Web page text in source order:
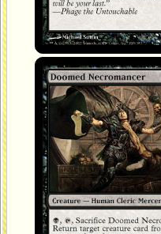
Nécromancien condamné